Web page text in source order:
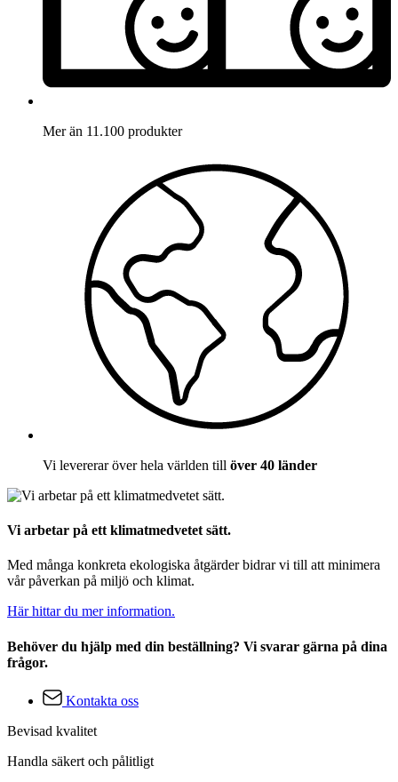
Mer än 11.100 produkter
Vi levererar över hela världen till över 40 länder
Vi arbetar på ett klimatmedvetet sätt.
Med många konkreta ekologiska åtgärder bidrar vi till att minimera
vår påverkan på miljö och klimat.
Här hittar du mer information.
Behöver du hjälp med din beställning? Vi svarar gärna på dina
frågor.
Kontakta oss
Bevisad kvalitet
Handla säkert och pålitligt